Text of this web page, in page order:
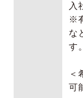
入
※
な
す。
＜
可